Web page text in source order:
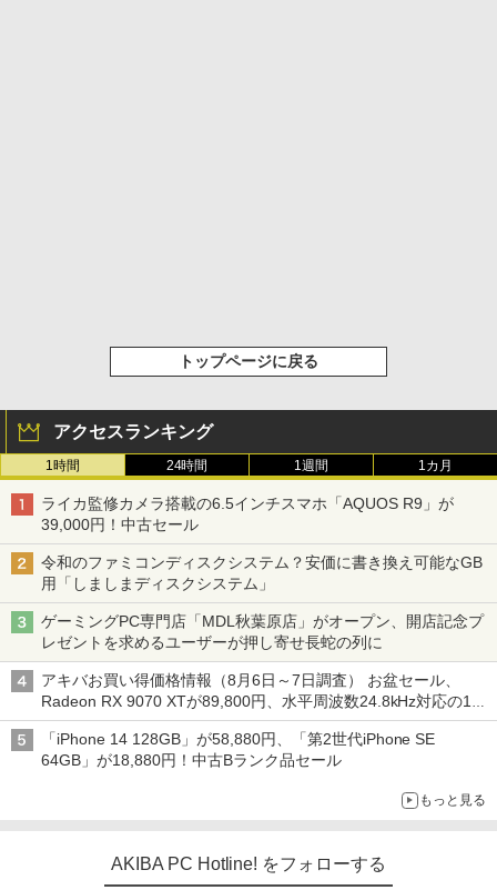
トップページに戻る
アクセスランキング
1時間 24時間 1週間 1カ月
ライカ監修カメラ搭載の6.5インチスマホ「AQUOS R9」が
39,000円！中古セール
令和のファミコンディスクシステム？安価に書き換え可能なGB
用「しましまディスクシステム」
ゲーミングPC専門店「MDL秋葉原店」がオープン、開店記念プ
レゼントを求めるユーザーが押し寄せ長蛇の列に
アキバお買い得価格情報（8月6日～7日調査） お盆セール、
Radeon RX 9070 XTが89,800円、水平周波数24.8kHz対応の17
型モニターが9,801円、暑さ指数連動セール ほか
「iPhone 14 128GB」が58,880円、「第2世代iPhone SE
64GB」が18,880円！中古Bランク品セール
もっと見る
AKIBA PC Hotline! をフォローする